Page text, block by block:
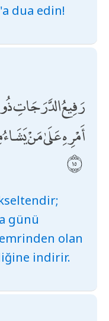
dua edin!
رَفِيعُ الدَّرَجَاتِ
أَمْرِهِ عَلَىٰ مَنْ
günü
olan
indirir.